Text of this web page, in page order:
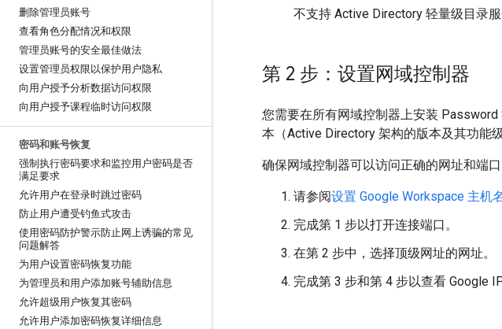
删除管理员账号
查看角色分配情况和权限
管理员账号的安全最佳做法
设置管理员权限以保护用户隐私
向用户授予分析数据访问权限
向用户授予课程临时访问权限
密码和账号恢复
强制执行密码要求和监控用户密码是否
满足要求
允许用户在登录时跳过密码
防止用户遭受钓鱼式攻击
使用密码防护警示防止网上诱骗的常见
问题解答
为用户设置密码恢复功能
为管理员和用户添加账号辅助信息
允许超级用户恢复其密码
允许用户添加密码恢复详细信息
不支持 Active Directory 轻量级目录服
第 2 步：设置网域控制器
您需要在所有网域控制器上安装
本（Active Directory 架构的版本及其功能
确保网域控制器可以访问正确的网址和端口
请参阅设置 Google Workspace 主机
完成第 1 步以打开连接端口。
在第 2 步中，选择顶级网址的网址。
完成第 3 步和第 4 步以查看 Google